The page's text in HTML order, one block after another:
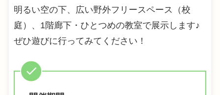
明るい空の下、広い野外フリースペース（校
庭）、1階廊下・ひとつめの教室で展示します♪
ぜひ遊びに行ってみてください！